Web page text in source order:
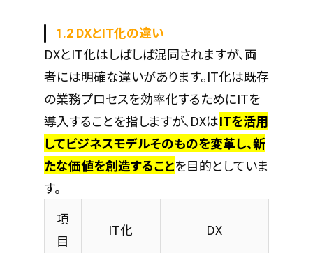
1.2 DXとIT化の違い
DXとIT化はしばしば混同されますが、両
者には明確な違いがあります。IT化は既存
の業務プロセスを効率化するためにITを
導入することを指しますが、DXはITを活用
してビジネスモデルそのものを変革し、新
たな価値を創造することを目的としていま
す。
項
目
IT化 DX